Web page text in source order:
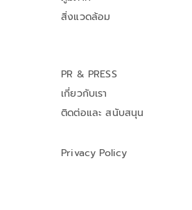
สิ่งแวดล้อม
PR & PRESS
เกี่ยวกับเรา
ติดต่อและ สนับสนุน
Privacy Policy